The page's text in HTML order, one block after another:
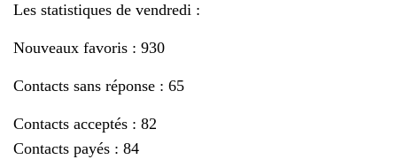
Les statistiques de vendredi :
Nouveaux favoris : 930
Contacts sans réponse : 65
Contacts acceptés : 82
Contacts payés : 84